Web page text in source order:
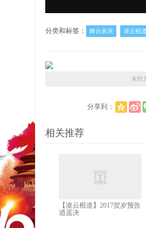
分类和标签： 舞台表演 凌云棍道
未经
分享到：
相关推荐
【凌云棍道】2017贺岁预告
逍遥决